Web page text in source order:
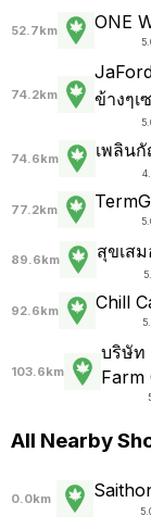
52.7km ONE
74.2km
ข้างๆเ
74.6km เพลิน
77.2km
89.6km สุขเส
92.6km Chill
103.6km
บริษัท
Farm
All Nearby
0.0km